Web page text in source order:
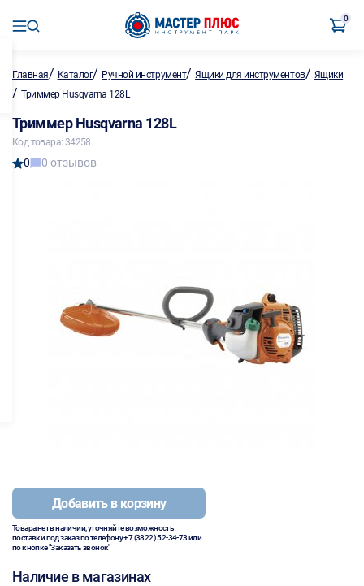
0
Главная/ Каталог/ Ручной инструмент/Ящики для инструментов/ Ящики
/ Триммер Husqvarna 128L
Триммер Husqvarna 128L
Код товара: 34258
0 0 отзывов
Добавить в корзину
Товара нет в наличии, уточняйте возможность
поставки под заказ по телефону+7 (3822) 52-34-73или
по кнопке "Заказать звонок"
Наличие в магазинах